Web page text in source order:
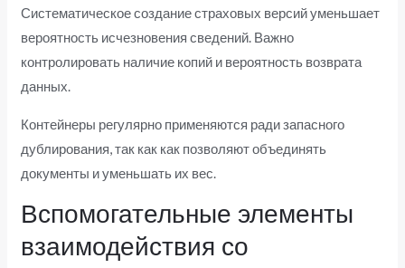
Систематическое создание страховых версий уменьшает
вероятность исчезновения сведений. Важно
контролировать наличие копий и вероятность возврата
данных.
Контейнеры регулярно применяются ради запасного
дублирования, так как как позволяют объединять
документы и уменьшать их вес.
Вспомогательные элементы
взаимодействия со